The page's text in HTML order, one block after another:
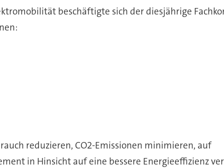
beschäftigte sich der diesjährige
reduzieren, CO2-Emissionen minimieren, auf
in Hinsicht auf eine bessere Energieeffizienz